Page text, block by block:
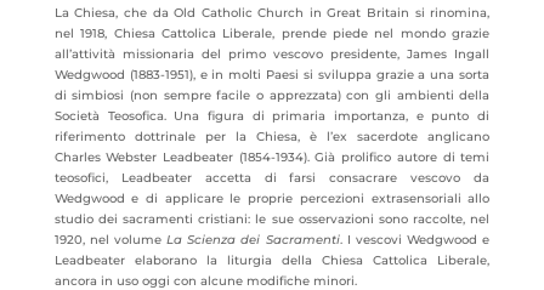
La Chiesa, che da Old Catholic Church in Great Britain si rinomina,
nel 1918, Chiesa Cattolica Liberale, prende piede nel mondo grazie
all’attività missionaria del primo vescovo presidente, James Ingall
Wedgwood (1883-1951), e in molti Paesi si sviluppa grazie a una sorta
di simbiosi (non sempre facile o apprezzata) con gli ambienti della
Società Teosofica. Una figura di primaria importanza, e punto di
riferimento dottrinale per la Chiesa, è l’ex sacerdote anglicano
Charles Webster Leadbeater (1854-1934). Già prolifico autore di temi
teosofici, Leadbeater accetta di farsi consacrare vescovo da
Wedgwood e di applicare le proprie percezioni extrasensoriali allo
studio dei sacramenti cristiani: le sue osservazioni sono raccolte, nel
1920, nel volumeLa Scienza dei Sacramenti. I vescovi Wedgwood e
Leadbeater elaborano la liturgia della Chiesa Cattolica Liberale,
ancora in uso oggi con alcune modifiche minori.